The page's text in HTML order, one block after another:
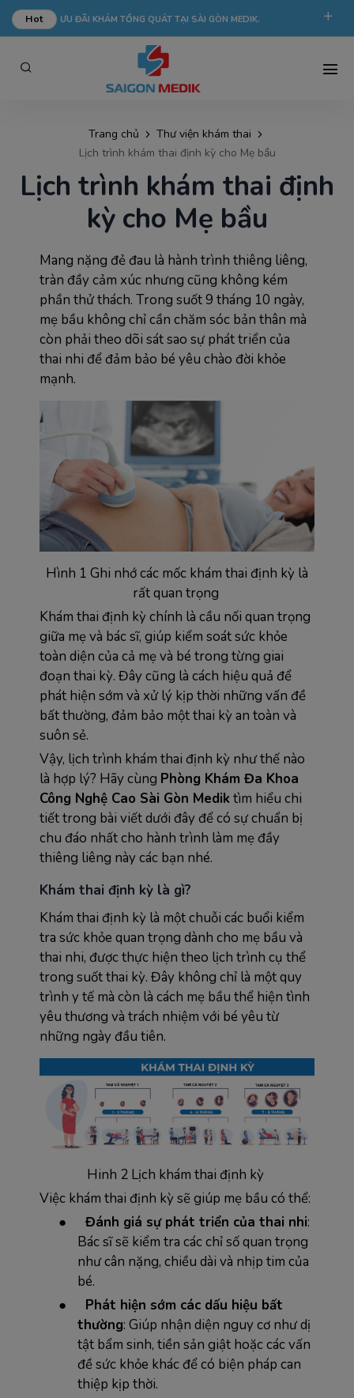
Hot ƯU ĐÃI KHÁM TỔNG QUÁT TẠI SÀI GÒN MEDIK.
phongkham@saigonmedik.com
Trang chủ
Thư viện khám thai
Lịch trình khám thai định kỳ cho Mẹ bầu
Lịch trình khám thai định
kỳ cho Mẹ bầu
Mang nặng đẻ đau là hành trình thiêng liêng,
tràn đầy cảm xúc nhưng cũng không kém
phần thử thách. Trong suốt 9 tháng 10 ngày,
mẹ bầu không chỉ cần chăm sóc bản thân mà
còn phải theo dõi sát sao sự phát triển của
thai nhi để đảm bảo bé yêu chào đời khỏe
mạnh.
Hình 1 Ghi nhớ các mốc khám thai định kỳ là
rất quan trọng
Khám thai định kỳ chính là cầu nối quan trọng
giữa mẹ và bác sĩ, giúp kiểm soát sức khỏe
toàn diện của cả mẹ và bé trong từng giai
đoạn thai kỳ. Đây cũng là cách hiệu quả để
phát hiện sớm và xử lý kịp thời những vấn đề
bất thường, đảm bảo một thai kỳ an toàn và
suôn sẻ.
Vậy, lịch trình khám thai định kỳ như thế nào
là hợp lý? Hãy cùng Phòng Khám Đa Khoa
Công Nghệ Cao Sài Gòn Mediktìm hiểu chi
tiết trong bài viết dưới đây để có sự chuẩn bị
chu đáo nhất cho hành trình làm mẹ đầy
thiêng liêng này các bạn nhé.
Khám thai định kỳ là gì?
Khám thai định kỳ là một chuỗi các buổi kiểm
tra sức khỏe quan trọng dành cho mẹ bầu và
thai nhi, được thực hiện theo lịch trình cụ thể
trong suốt thai kỳ. Đây không chỉ là một quy
trình y tế mà còn là cách mẹ bầu thể hiện tình
yêu thương và trách nhiệm với bé yêu từ
những ngày đầu tiên.
Hinh 2 Lịch khám thai định kỳ
Việc khám thai định kỳ sẽ giúp mẹ bầu có thể:
●
Đánh giá sự phát triển của thai nhi:
Bác sĩ sẽ kiểm tra các chỉ số quan trọng
như cân nặng, chiều dài và nhịp tim của
bé.
●
Phát hiện sớm các dấu hiệu bất
thường: Giúp nhận diện nguy cơ như dị
tật bẩm sinh, tiền sản giật hoặc các vấn
đề sức khỏe khác để có biện pháp can
thiệp kịp thời.